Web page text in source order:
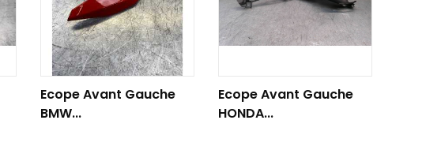
AJOUTER AU PANIER
Ecope Avant Gauche
BMW...
Ecope Avant Gauche
HONDA...